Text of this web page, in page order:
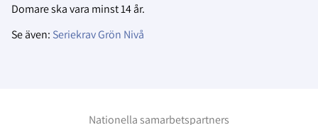
Domare ska vara minst 14 år.
Se även: Seriekrav Grön Nivå
Nationella samarbetspartners